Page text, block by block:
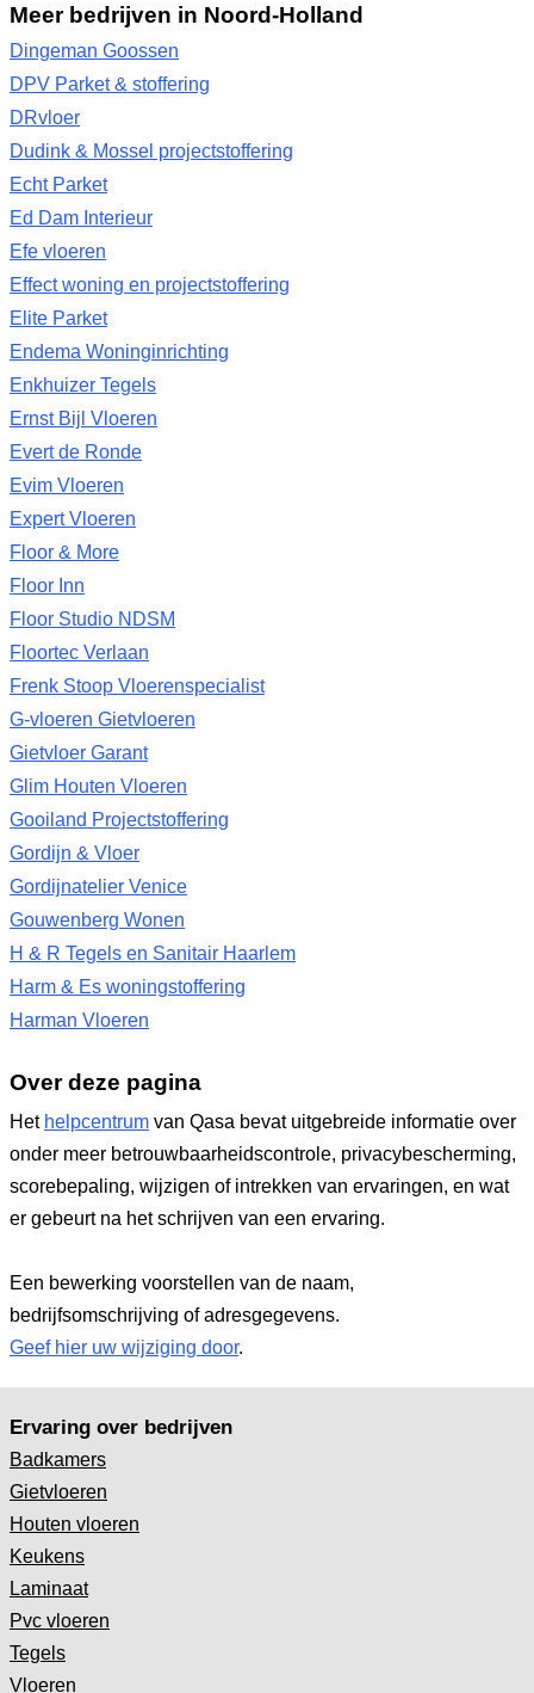
Meer bedrijven in Noord-Holland
Dingeman Goossen
DPV Parket & stoffering
DRvloer
Dudink & Mossel projectstoffering
Echt Parket
Ed Dam Interieur
Efe vloeren
Effect woning en projectstoffering
Elite Parket
Endema Woninginrichting
Enkhuizer Tegels
Ernst Bijl Vloeren
Evert de Ronde
Evim Vloeren
Expert Vloeren
Floor & More
Floor Inn
Floor Studio NDSM
Floortec Verlaan
Frenk Stoop Vloerenspecialist
G-vloeren Gietvloeren
Gietvloer Garant
Glim Houten Vloeren
Gooiland Projectstoffering
Gordijn & Vloer
Gordijnatelier Venice
Gouwenberg Wonen
H & R Tegels en Sanitair Haarlem
Harm & Es woningstoffering
Harman Vloeren
Over deze pagina
Het helpcentrum van Qasa bevat uitgebreide informatie over
onder meer betrouwbaarheidscontrole, privacybescherming,
scorebepaling, wijzigen of intrekken van ervaringen, en wat
er gebeurt na het schrijven van een ervaring.
Een bewerking voorstellen van de naam,
bedrijfsomschrijving of adresgegevens.
Geef hier uw wijziging door.
Ervaring over bedrijven
Badkamers
Gietvloeren
Houten vloeren
Keukens
Laminaat
Pvc vloeren
Tegels
Vloeren